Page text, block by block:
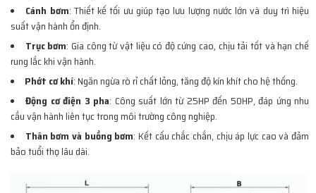
Cánh bơm: Thiết kế tối ưu giúp tạo lưu lượng nước lớn và duy trì hiệu
suất vận hành ổn định.
Trục bơm: Gia công từ vật liệu có độ cứng cao, chịu tải tốt và hạn chế
rung lắc khi vận hành.
Phớt cơ khí: Ngăn ngừa rò rỉ chất lỏng, tăng độ kín khít cho hệ thống.
Động cơ điện 3 pha: Công suất lớn từ 25HP đến 50HP, đáp ứng nhu
cầu vận hành liên tục trong môi trường công nghiệp.
Thân bơm và buồng bơm: Kết cấu chắc chắn, chịu áp lực cao và đảm
bảo tuổi thọ lâu dài.